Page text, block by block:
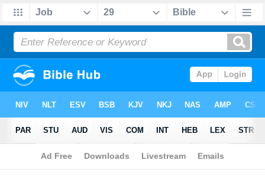
Biblia>Italian: Riveduta Bible (1927)> Job 29